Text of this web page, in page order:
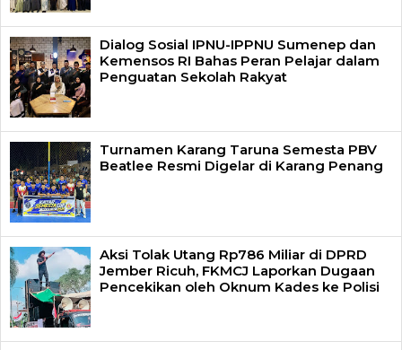
Dialog Sosial IPNU-IPPNU Sumenep dan
Kemensos RI Bahas Peran Pelajar dalam
Penguatan Sekolah Rakyat
Turnamen Karang Taruna Semesta PBV
Beatlee Resmi Digelar di Karang Penang
Aksi Tolak Utang Rp786 Miliar di DPRD
Jember Ricuh, FKMCJ Laporkan Dugaan
Pencekikan oleh Oknum Kades ke Polisi